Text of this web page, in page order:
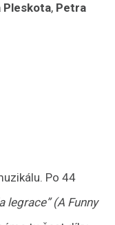
Pleskota, Petra
Po 44
legrace” (A Funny